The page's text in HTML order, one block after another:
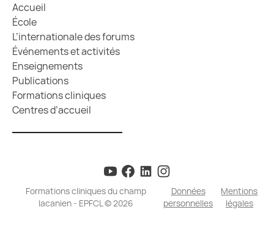
Accueil
École
L’internationale des forums
Événements et activités
Enseignements
Publications
Formations cliniques
Centres d’accueil
Formations cliniques du champ
lacanien - EPFCL © 2026
Données
personnelles
Mentions
légales